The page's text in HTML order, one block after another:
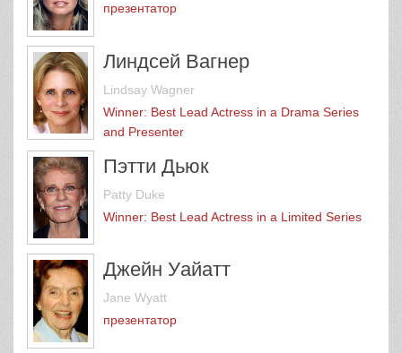
презентатор
Линдсей Вагнер
Lindsay Wagner
Winner: Best Lead Actress in a Drama Series
and Presenter
Пэтти Дьюк
Patty Duke
Winner: Best Lead Actress in a Limited Series
Джейн Уайатт
Jane Wyatt
презентатор